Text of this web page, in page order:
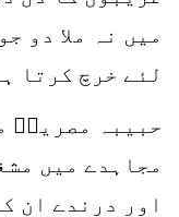
میں نہ ملا دو
لئے خرچ کرتا
حبیبہ مصریہؒ
مجاہدے میں
اور درندے ان